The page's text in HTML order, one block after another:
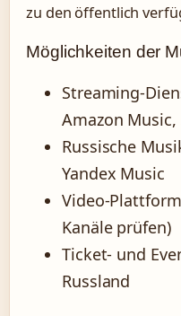
zu den öffentlich
Möglichkeiten der
Streaming-
Amazon
Russische
Yandex Music
Video-
Kanäle prüfen)
Ticket- und
Russland